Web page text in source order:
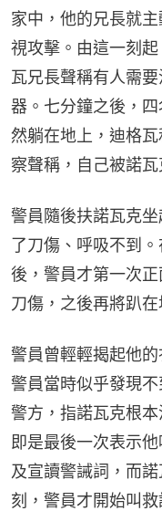
家中，他的兄長就
視攻擊。由這一刻
瓦兄長聲稱有人需
器。七分鐘之後，
然躺在地上，迪格
察聲稱，自己被諾
警員隨後扶諾瓦克
了刀傷、呼吸不到
後，警員才第一次
刀傷，之後再將趴
警員曾輕輕揭起他
警員當時似乎發現
警方，指諾瓦克根
即是最後一次表示
及宣讀警誡詞，而
刻，警員才開始叫